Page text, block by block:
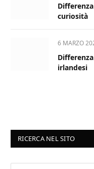
curiosità
6 MARZO
irlandesi
RICERCA NEL SITO